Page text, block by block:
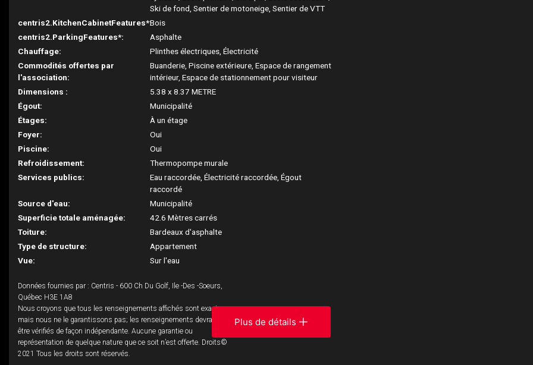
Ski de fond, Sentier de motoneige, Sentier de VTT
centris2.KitchenCabinetFeatures*:Bois
centris2.ParkingFeatures*:
Asphalte
Chauffage:
Plinthes électriques, Électricité
Commodités offertes par
l'association:
Buanderie, Piscine extérieure, Espace de rangement
intérieur, Espace de stationnement pour visiteur
Dimensions :
5.38 x 8.37 METRE
Égout:
Municipalité
Étages:
À un étage
Foyer:
Oui
Piscine:
Oui
Refroidissement:
Thermopompe murale
Services publics:
Eau raccordée, Électricité raccordée, Égout
raccordé
Source d'eau:
Municipalité
Superficie totale aménagée:
42.6 Mètres carrés
Toiture:
Bardeaux d'asphalte
Type de structure:
Appartement
Vue:
Sur l'eau
Données fournies par : Centris - 600 Ch Du Golf, Ile -Des -Soeurs,
Québec H3E 1A8
Nous croyons que tous les renseignements affichés sont exacts,
mais nous ne le garantissons pas; les renseignements devraient
être vérifiés de façon indépendante. Aucune garantie ou
représentation de quelque nature que ce soit n’est offerte. Droits©
2021 Tous les droits sont réservés.
Plus de détails